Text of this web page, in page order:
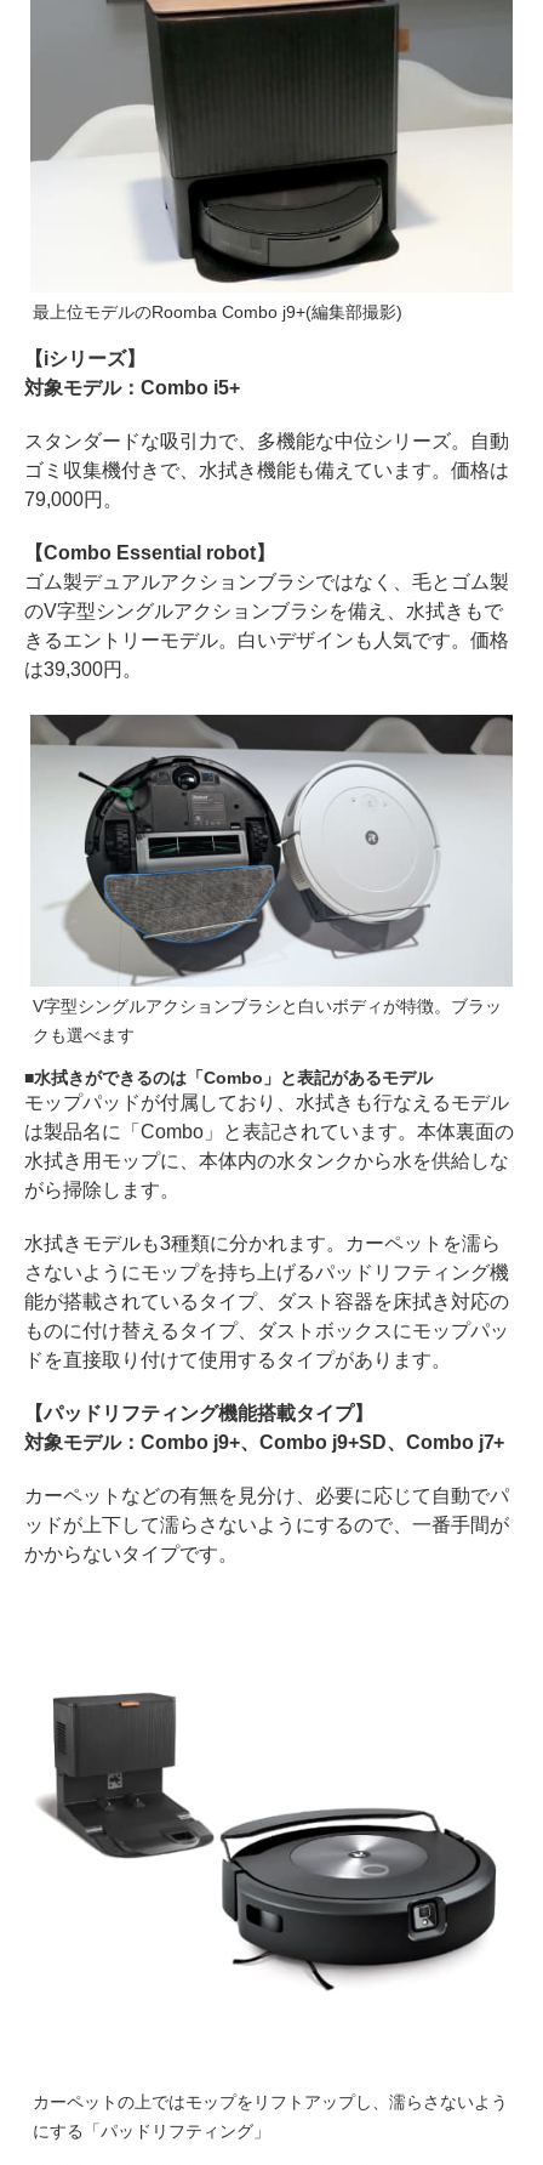
最上位モデルのRoomba Combo j9+(編集部撮影)
【iシリーズ】
対象モデル：Combo i5+
スタンダードな吸引力で、多機能な中位シリーズ。自動
ゴミ収集機付きで、水拭き機能も備えています。価格は
79,000円。
【Combo Essential robot】
ゴム製デュアルアクションブラシではなく、毛とゴム製
のV字型シングルアクションブラシを備え、水拭きもで
きるエントリーモデル。白いデザインも人気です。価格
は39,300円。
V字型シングルアクションブラシと白いボディが特徴。ブラッ
クも選べます
水拭きができるのは「Combo」と表記があるモデル
モップパッドが付属しており、水拭きも行なえるモデル
は製品名に「Combo」と表記されています。本体裏面の
水拭き用モップに、本体内の水タンクから水を供給しな
がら掃除します。
水拭きモデルも3種類に分かれます。カーペットを濡ら
さないようにモップを持ち上げるパッドリフティング機
能が搭載されているタイプ、ダスト容器を床拭き対応の
ものに付け替えるタイプ、ダストボックスにモップパッ
ドを直接取り付けて使用するタイプがあります。
【パッドリフティング機能搭載タイプ】
対象モデル：Combo j9+、Combo j9+SD、Combo j7+
カーペットなどの有無を見分け、必要に応じて自動でパ
ッドが上下して濡らさないようにするので、一番手間が
かからないタイプです。
カーペットの上ではモップをリフトアップし、濡らさないよう
にする「パッドリフティング」